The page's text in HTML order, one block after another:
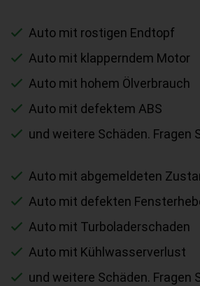
Auto mit rostigen Endtopf
Auto mit klapperndem Motor
Auto mit hohem Ölverbrauch
Auto mit defektem ABS
und weitere Schäden. Fragen
Auto mit abgemeldeten
Auto mit defekten
Auto mit Turboladerschaden
Auto mit Kühlwasserverlust
und weitere Schäden. Fragen